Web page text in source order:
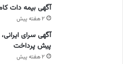
آگهی بیمه دات کام،
۲ هفته پیش
آگهی سرای
پیش پرداخت
۲ هفته پیش